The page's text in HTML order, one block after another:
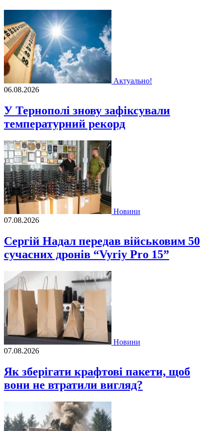
Актуально!
06.08.2026
У Тернополі знову зафіксували
температурний рекорд
Новини
07.08.2026
Сергій Надал передав військовим 50
сучасних дронів “Vyriy Pro 15”
Новини
07.08.2026
Як зберігати крафтові пакети, щоб
вони не втратили вигляд?